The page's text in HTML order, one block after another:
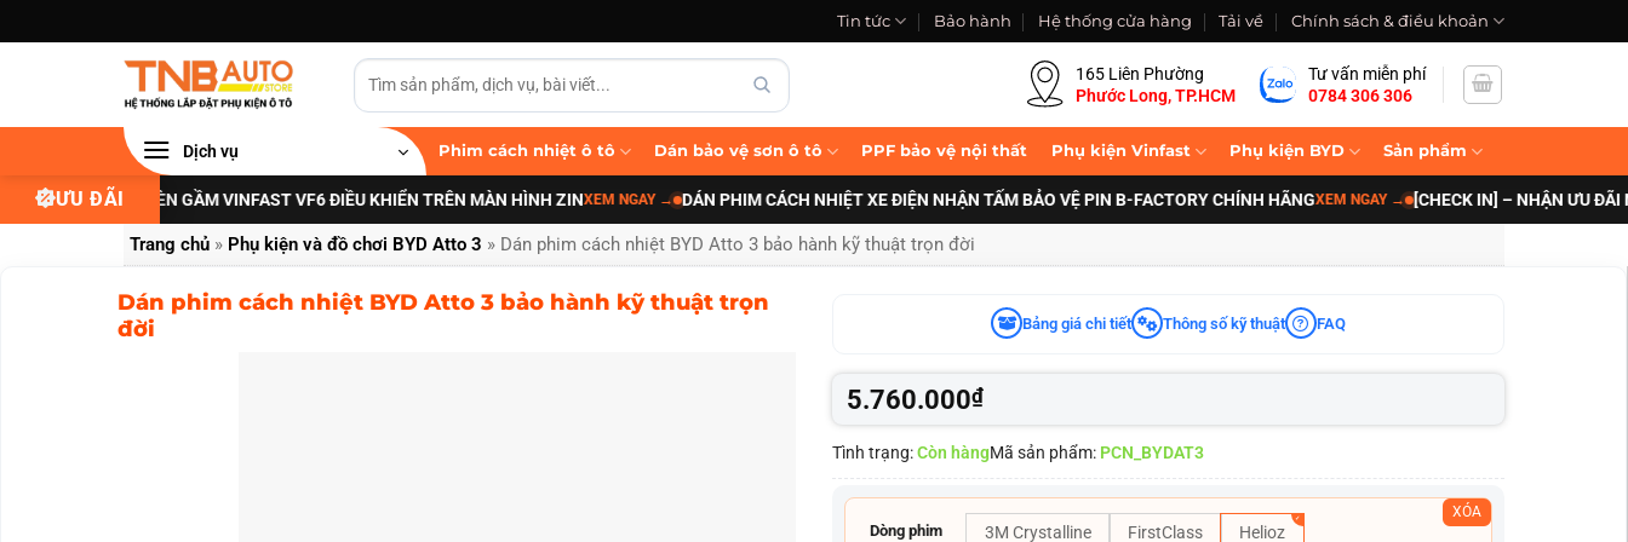
qua
Tin tức Bảo hành Hệ thống cửa hàng Tải về Chính sách & điều khoản
165 Liên Phường
Phước Long, TP.HCM
Tư vấn miễn phí
0784 306 306
Dịch vụ Phim cách nhiệt ô tô Dán bảo vệ sơn ô tô PPF bảo vệ nội thất Phụ kiện Vinfast Phụ kiện BYD Sản phẩm
ƯU ĐÃI
CẤP ĐÈN GẦM VINFAST VF6 ĐIỀU KHIỂN TRÊN MÀN HÌNH ZIN XEM NGAY→ DÁN PHIM CÁCH NHIỆT XE ĐIỆN NHẬN TẤM BẢO VỆ PIN B-FACTORY CHÍNH HÃNGXEM NGAY→ [CHECK IN] – NHẬN ƯU ĐÃI NÂNG
Trang chủ » Phụ kiện và đồ chơi BYD Atto 3 » Dán phim cách nhiệt BYD Atto 3 bảo hành kỹ thuật trọn đời
Dán phim cách nhiệt BYD Atto 3 bảo hành kỹ thuật trọn
đời
Bảng giá chi tiết Thông số kỹ thuật FAQ
5.760.000₫
Tình trạng:Còn hàngMã sản phẩm: PCN_BYDAT3
Dòng phim 3M Crystalline FirstClass Helioz
XÓA